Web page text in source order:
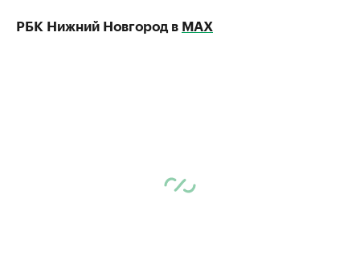
РБК Нижний Новгород в МАХ